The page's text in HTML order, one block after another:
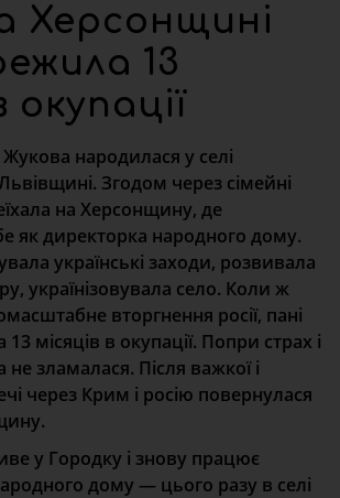
Херсонщині
13
окупації
Жукова народилася у селі
Згодом через сімейні
на Херсонщину, де
як директорка народного дому.
українські заходи, розвивала
українізовувала село. Коли ж
вторгнення росії, пані
місяців в окупації. Попри страх і
не зламалася. Після важкої і
через Крим і росію повернулася
у Городку і знову працює
дому — цього разу в селі